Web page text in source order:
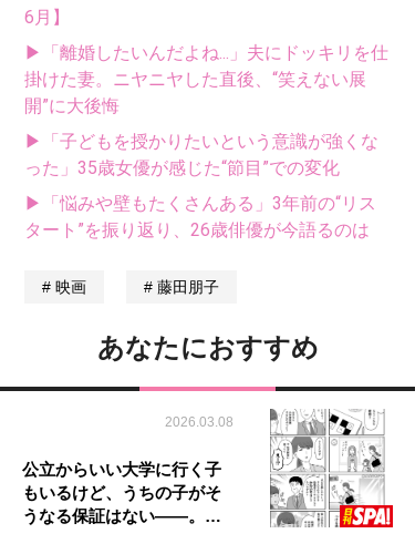
6月】
▶「離婚したいんだよね...」夫にドッキリを仕
掛けた妻。ニヤニヤした直後、“笑えない展
開”に大後悔
▶「子どもを授かりたいという意識が強くな
った」35歳女優が感じた“節目”での変化
▶「悩みや壁もたくさんある」3年前の“リス
タート”を振り返り、26歳俳優が今語るのは
映画 藤田朋子
あなたにおすすめ
2026.03.08
公立からいい大学に行く子
もいるけど、うちの子がそ
うなる保証はない――。…